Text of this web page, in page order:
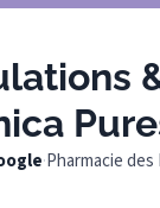
·Pharmacie